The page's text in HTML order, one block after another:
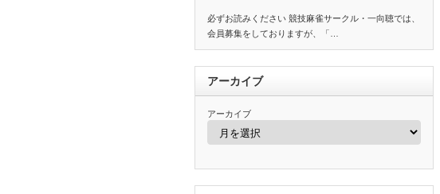
必ずお読みください 競技麻雀サークル・一向聴では、
会員募集をしておりますが、「…
アーカイブ
アーカイブ